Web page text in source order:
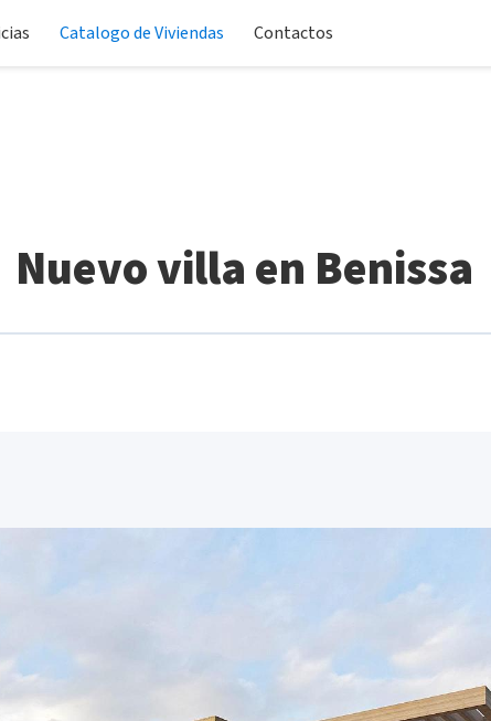
Catalogo de Viviendas Contactos
Nuevo villa en Benissa